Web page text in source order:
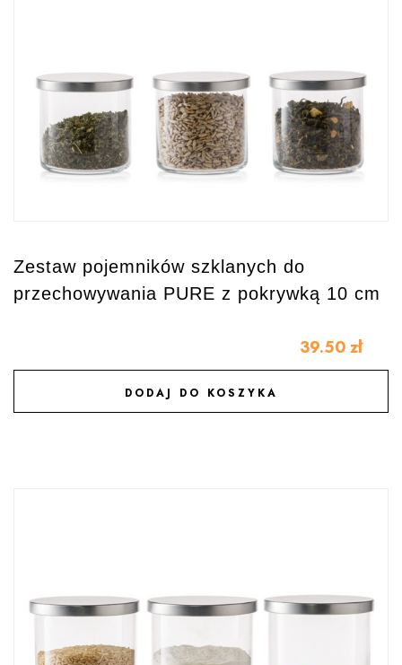
Zestaw pojemników szklanych do
przechowywania PURE z pokrywką 10 cm
39.50 zł
DODAJ DO KOSZYKA
DODAJ DO ULUBIONYCH